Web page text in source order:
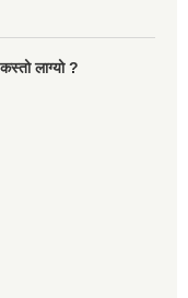
लाग्यो ?